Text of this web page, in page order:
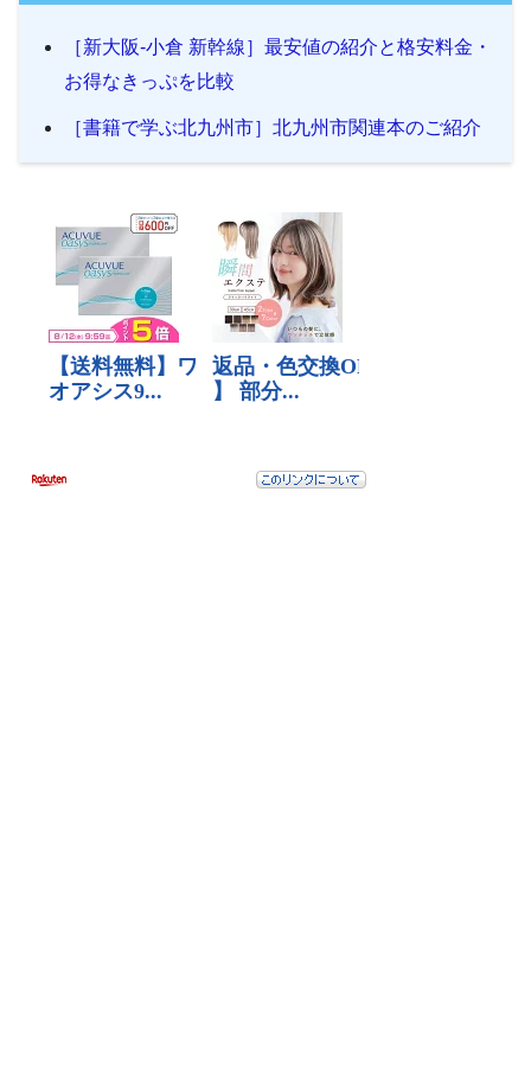
［新大阪-小倉 新幹線］最安値の紹介と格安料金・
お得なきっぷを比較
［書籍で学ぶ北九州市］北九州市関連本のご紹介